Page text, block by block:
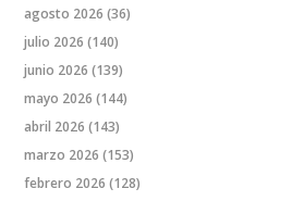
agosto 2026 (36)
julio 2026 (140)
junio 2026 (139)
mayo 2026 (144)
abril 2026 (143)
marzo 2026 (153)
febrero 2026 (128)